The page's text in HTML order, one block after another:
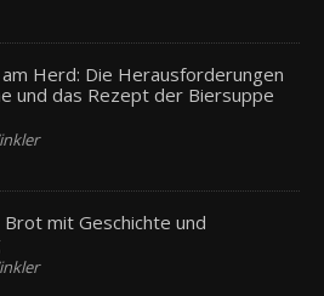
Herd: Die Herausforderungen
und das Rezept der Biersuppe
Brot mit Geschichte und